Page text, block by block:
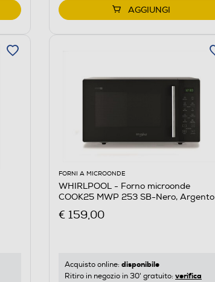
AGGIUNGI
FORNI A MICROONDE
WHIRLPOOL - Forno microonde
COOK25 MWP 253 SB-Nero, Argento
€ 159,00
Acquisto online: disponibile
Ritiro in negozio in 30' gratuito: verifica